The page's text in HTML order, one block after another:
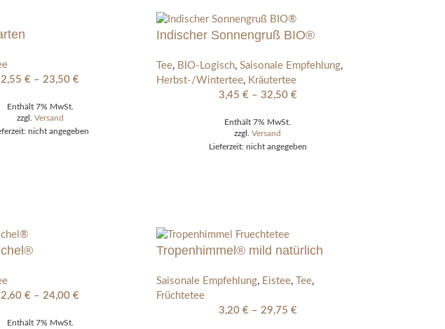
2,55€ –23,50€
Enthält 7% MwSt.
zzgl. Versand
nicht angegeben
Indischer Sonnengruß BIO®
Tee, BIO-Logisch, Saisonale Empfehlung,
Herbst-/Wintertee, Kräutertee
3,45 € – 32,50 €
Enthält 7% MwSt.
zzgl.Versand
Lieferzeit: nicht angegeben
2,60€ –24,00€
Enthält 7% MwSt.
Tropenhimmel® mild natürlich
Saisonale Empfehlung, Eistee, Tee,
Früchtetee
3,20 € – 29,75 €